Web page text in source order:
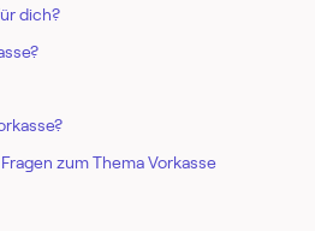
dich?
zum Thema Vorkasse